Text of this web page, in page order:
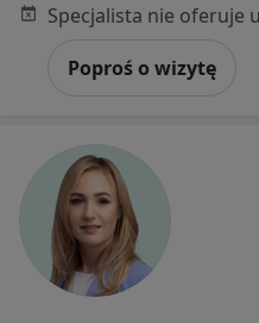
Poproś o wizytę